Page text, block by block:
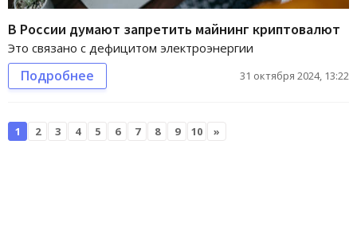
В России думают запретить майнинг криптовалют
Это связано с дефицитом электроэнергии
Подробнее 31 октября 2024, 13:22
1 2 3 4 5 6 7 8 9 10 »